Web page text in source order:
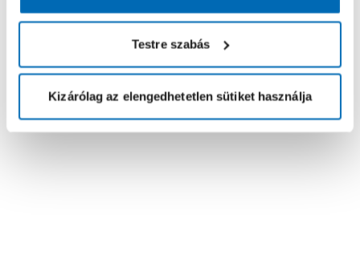
Testre szabás
Kizárólag az elengedhetetlen sütiket használja